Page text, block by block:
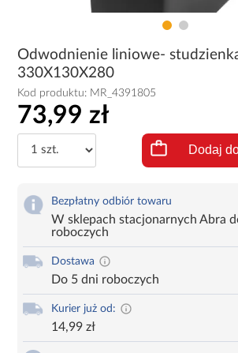
Odwodnienie liniowe-
330X130X280
Kod produktu: MR_4391805
73,99 zł
Dodaj
Bezpłatny odbiór towaru
W sklepach stacjonarnych Abra
roboczych
Dostawa
Do 5 dni roboczych
Kurier już od:
14,99 zł